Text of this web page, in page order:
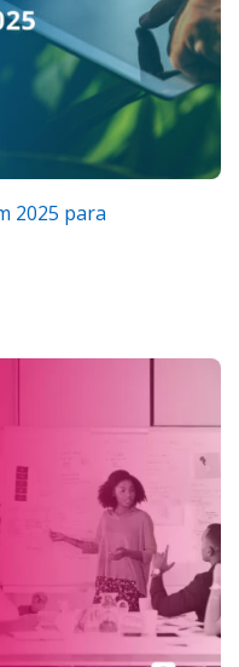
2025 para